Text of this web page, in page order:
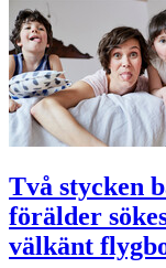
Två stycken
förälder
välkänt